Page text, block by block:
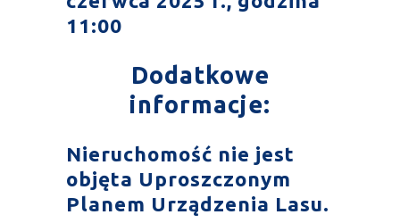
11:00
Dodatkowe
informacje:
Nieruchomość nie jest
objęta Uproszczonym
Planem Urządzenia Lasu.